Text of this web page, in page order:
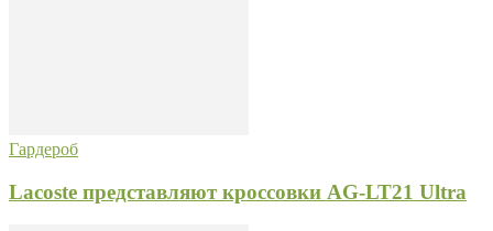
Гардероб
Lacoste представляют кроссовки AG-LT21 Ultra